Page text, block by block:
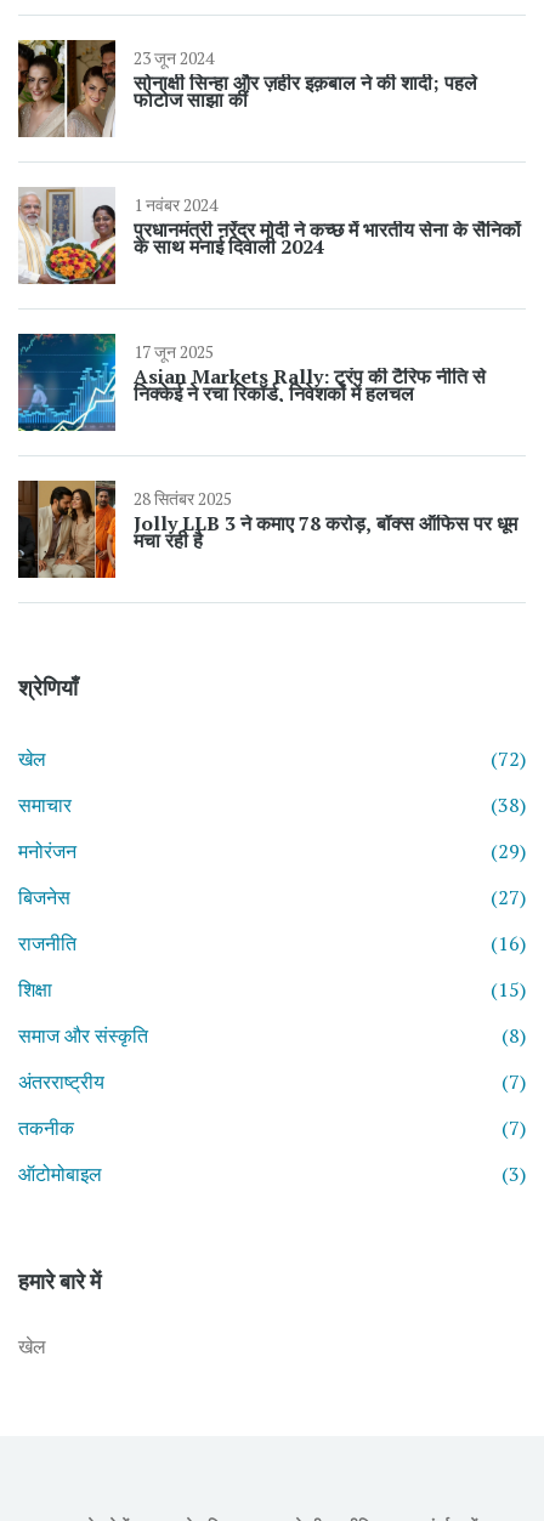
23 जून 2024
सोनाक्षी सिन्हा और ज़हीर इक़बाल ने की शादी; पहले
फोटोज साझा कीं
1 नवंबर 2024
प्रधानमंत्री नरेंद्र मोदी ने कच्छ में भारतीय सेना के सैनिकों
के साथ मनाई दिवाली 2024
17 जून 2025
Asian Markets Rally: ट्रंप की टैरिफ नीति से
निक्केई ने रचा रिकॉर्ड, निवेशकों में हलचल
28 सितंबर 2025
Jolly LLB 3 ने कमाए 78 करोड़, बॉक्स ऑफिस पर धूम
मचा रही है
श्रेणियाँ
खेल
(72)
समाचार
(38)
मनोरंजन
(29)
बिजनेस
(27)
राजनीति
(16)
शिक्षा
(15)
समाज और संस्कृति
(8)
अंतरराष्ट्रीय
(7)
तकनीक
(7)
ऑटोमोबाइल
(3)
हमारे बारे में
खेल